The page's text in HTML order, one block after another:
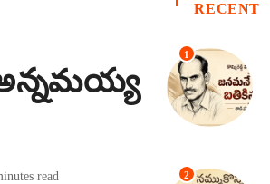
read
RECENT
1
2